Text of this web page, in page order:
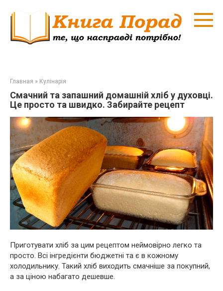
Главная » Кулінарія
Смачний та запашний домашній хліб у духовці.
Це просто та швидко. Забирайте рецепт
Приготувати хліб за цим рецептом неймовірно легко та
просто. Всі інгредієнти бюджетні та є в кожному
холодильнику. Такий хліб виходить смачніше за покупний,
а за ціною набагато дешевше.